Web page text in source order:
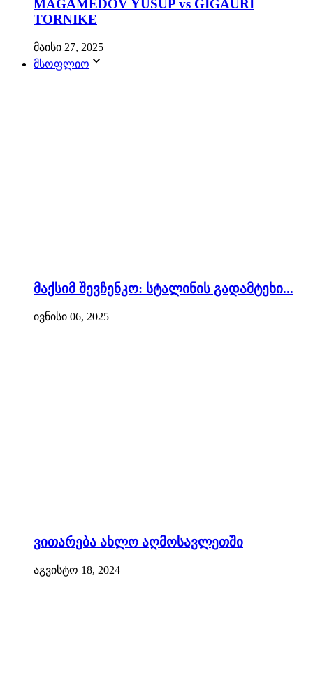
MAGAMEDOV YUSUP vs GIGAURI
TORNIKE
მაისი 27, 2025
მსოფლიო
მაქსიმ შევჩენკო: სტალინის გადამტეხი...
ივნისი 06, 2025
ვითარება ახლო აღმოსავლეთში
აგვისტო 18, 2024